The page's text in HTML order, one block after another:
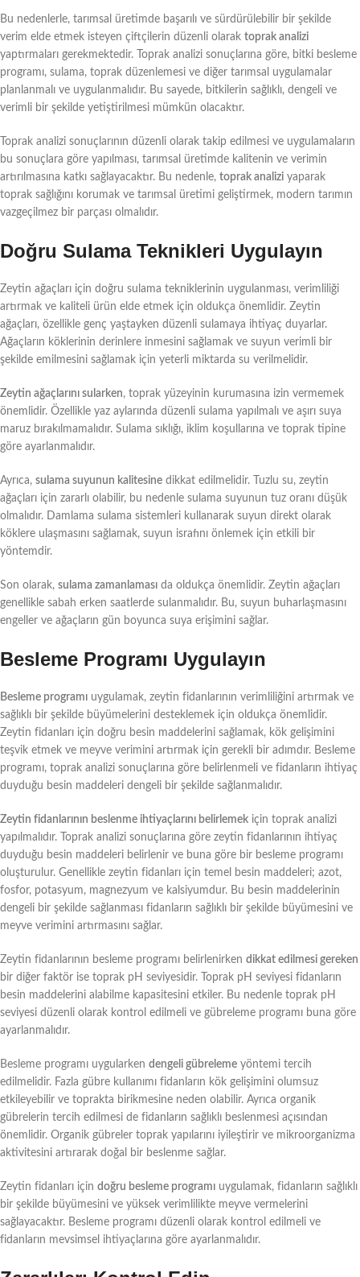
Bu nedenlerle, tarımsal üretimde başarılı ve sürdürülebilir bir şekilde
verim elde etmek isteyen çiftçilerin düzenli olarak toprak analizi
yaptırmaları gerekmektedir. Toprak analizi sonuçlarına göre, bitki besleme
programı, sulama, toprak düzenlemesi ve diğer tarımsal uygulamalar
planlanmalı ve uygulanmalıdır. Bu sayede, bitkilerin sağlıklı, dengeli ve
verimli bir şekilde yetiştirilmesi mümkün olacaktır.
Toprak analizi sonuçlarının düzenli olarak takip edilmesi ve uygulamaların
bu sonuçlara göre yapılması, tarımsal üretimde kalitenin ve verimin
artırılmasına katkı sağlayacaktır. Bu nedenle, toprak analizi yaparak
toprak sağlığını korumak ve tarımsal üretimi geliştirmek, modern tarımın
vazgeçilmez bir parçası olmalıdır.
Doğru Sulama Teknikleri Uygulayın
Zeytin ağaçları için doğru sulama tekniklerinin uygulanması, verimliliği
artırmak ve kaliteli ürün elde etmek için oldukça önemlidir. Zeytin
ağaçları, özellikle genç yaştayken düzenli sulamaya ihtiyaç duyarlar.
Ağaçların köklerinin derinlere inmesini sağlamak ve suyun verimli bir
şekilde emilmesini sağlamak için yeterli miktarda su verilmelidir.
Zeytin ağaçlarını sularken, toprak yüzeyinin kurumasına izin vermemek
önemlidir. Özellikle yaz aylarında düzenli sulama yapılmalı ve aşırı suya
maruz bırakılmamalıdır. Sulama sıklığı, iklim koşullarına ve toprak tipine
göre ayarlanmalıdır.
Ayrıca, sulama suyunun kalitesine dikkat edilmelidir. Tuzlu su, zeytin
ağaçları için zararlı olabilir, bu nedenle sulama suyunun tuz oranı düşük
olmalıdır. Damlama sulama sistemleri kullanarak suyun direkt olarak
köklere ulaşmasını sağlamak, suyun israfını önlemek için etkili bir
yöntemdir.
Son olarak, sulama zamanlaması da oldukça önemlidir. Zeytin ağaçları
genellikle sabah erken saatlerde sulanmalıdır. Bu, suyun buharlaşmasını
engeller ve ağaçların gün boyunca suya erişimini sağlar.
Besleme Programı Uygulayın
Besleme programı uygulamak, zeytin fidanlarının verimliliğini artırmak ve
sağlıklı bir şekilde büyümelerini desteklemek için oldukça önemlidir.
Zeytin fidanları için doğru besin maddelerini sağlamak, kök gelişimini
teşvik etmek ve meyve verimini artırmak için gerekli bir adımdır. Besleme
programı, toprak analizi sonuçlarına göre belirlenmeli ve fidanların ihtiyaç
duyduğu besin maddeleri dengeli bir şekilde sağlanmalıdır.
Zeytin fidanlarının beslenme ihtiyaçlarını belirlemek için toprak analizi
yapılmalıdır. Toprak analizi sonuçlarına göre zeytin fidanlarının ihtiyaç
duyduğu besin maddeleri belirlenir ve buna göre bir besleme programı
oluşturulur. Genellikle zeytin fidanları için temel besin maddeleri; azot,
fosfor, potasyum, magnezyum ve kalsiyumdur. Bu besin maddelerinin
dengeli bir şekilde sağlanması fidanların sağlıklı bir şekilde büyümesini ve
meyve verimini artırmasını sağlar.
Zeytin fidanlarının besleme programı belirlenirken dikkat edilmesi gereken
bir diğer faktör ise toprak pH seviyesidir. Toprak pH seviyesi fidanların
besin maddelerini alabilme kapasitesini etkiler. Bu nedenle toprak pH
seviyesi düzenli olarak kontrol edilmeli ve gübreleme programı buna göre
ayarlanmalıdır.
Besleme programı uygularken dengeli gübreleme yöntemi tercih
edilmelidir. Fazla gübre kullanımı fidanların kök gelişimini olumsuz
etkileyebilir ve toprakta birikmesine neden olabilir. Ayrıca organik
gübrelerin tercih edilmesi de fidanların sağlıklı beslenmesi açısından
önemlidir. Organik gübreler toprak yapılarını iyileştirir ve mikroorganizma
aktivitesini artırarak doğal bir beslenme sağlar.
Zeytin fidanları için doğru besleme programı uygulamak, fidanların sağlıklı
bir şekilde büyümesini ve yüksek verimlilikte meyve vermelerini
sağlayacaktır. Besleme programı düzenli olarak kontrol edilmeli ve
fidanların mevsimsel ihtiyaçlarına göre ayarlanmalıdır.